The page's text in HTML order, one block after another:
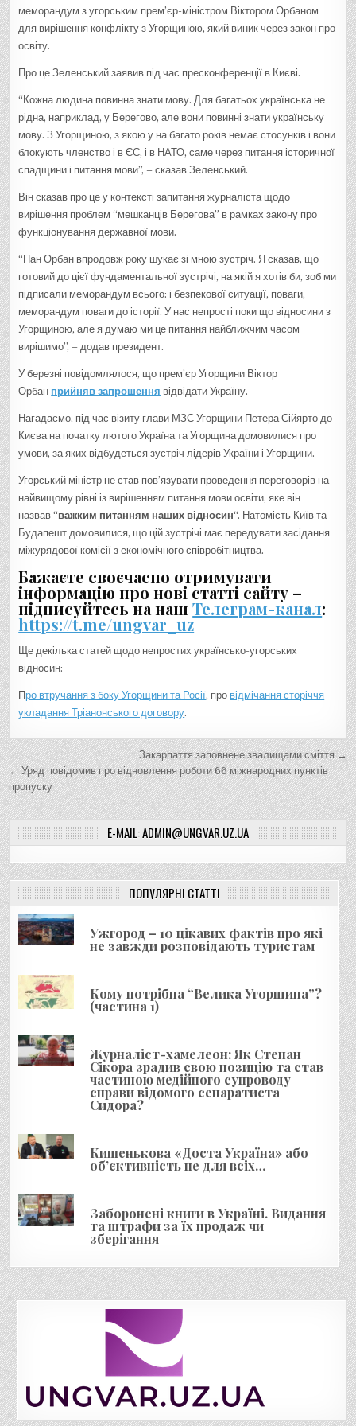
меморандум з угорським прем’єр-міністром Віктором Орбаном
для вирішення конфлікту з Угорщиною, який виник через закон про
освіту.
Про це Зеленський заявив під час пресконференції в Києві.
“Кожна людина повинна знати мову. Для багатьох українська не
рідна, наприклад, у Берегово, але вони повинні знати українську
мову. З Угорщиною, з якою у на багато років немає стосунків і вони
блокують членство і в ЄС, і в НАТО, саме через питання історичної
спадщини і питання мови”, – сказав Зеленський.
Він сказав про це у контексті запитання журналіста щодо
вирішення проблем “мешканців Берегова” в рамках закону про
функціонування державної мови.
“Пан Орбан впродовж року шукає зі мною зустріч. Я сказав, що
готовий до цієї фундаментальної зустрічі, на якій я хотів би, зоб ми
підписали меморандум всього: і безпекової ситуації, поваги,
меморандум поваги до історії. У нас непрості поки що відносини з
Угорщиною, але я думаю ми це питання найближчим часом
вирішимо”, – додав президент.
У березні повідомлялося, що прем’єр Угорщини Віктор
Орбан прийняв запрошення відвідати Україну.
Нагадаємо, під час візиту глави МЗС Угорщини Петера Сійярто до
Києва на початку лютого Україна та Угорщина домовилися про
умови, за яких відбудеться зустріч лідерів України і Угорщини.
Угорський міністр не став пов’язувати проведення переговорів на
найвищому рівні із вирішенням питання мови освіти, яке він
назвав “важким питанням наших відносин“. Натомість Київ та
Будапешт домовилися, що цій зустрічі має передувати засідання
міжурядової комісії з економічного співробітництва.
Бажаєте своєчасно отримувати
інформацію про нові статті сайту –
підписуйтесь на нашТелеграм-канал:
https://t.me/ungvar_uz
Ще декілька статей щодо непростих українсько-угорських
відносин:
Про втручання з боку Угорщини та Росії, про відмічання сторіччя
укладання Тріанонського договору.
Н
а
в
і
г
а
ц
і
я
з
а
п
и
с
і
в
Закарпаття заповнене звалищами сміття →
← Уряд повідомив про відновлення роботи 66 міжнародних пунктів
пропуску
E-MAIL: ADMIN@UNGVAR.UZ.UA
ПОПУЛЯРНІ СТАТТІ
Ужгород – 10 цікавих фактів про які
не завжди розповідають туристам
Кому потрібна “Велика Угорщина”?
(частина 1)
Журналіст-хамелеон: Як Степан
Сікора зрадив свою позицію та став
частиною медійного супроводу
справи відомого сепаратиста
Сидора?
Кишенькова «Доста Україна» або
об’єктивність не для всіх…
Заборонені книги в Україні. Видання
та штрафи за їх продаж чи
зберігання